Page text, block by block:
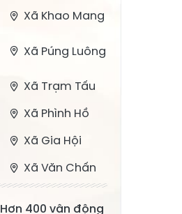
Xã Khao Mang
Xã Púng Luông
Xã Trạm Tấu
Xã Phình Hồ
Xã Gia Hội
Xã Văn Chấn
Xã Chấn Thịnh
Hơn 400 vận động